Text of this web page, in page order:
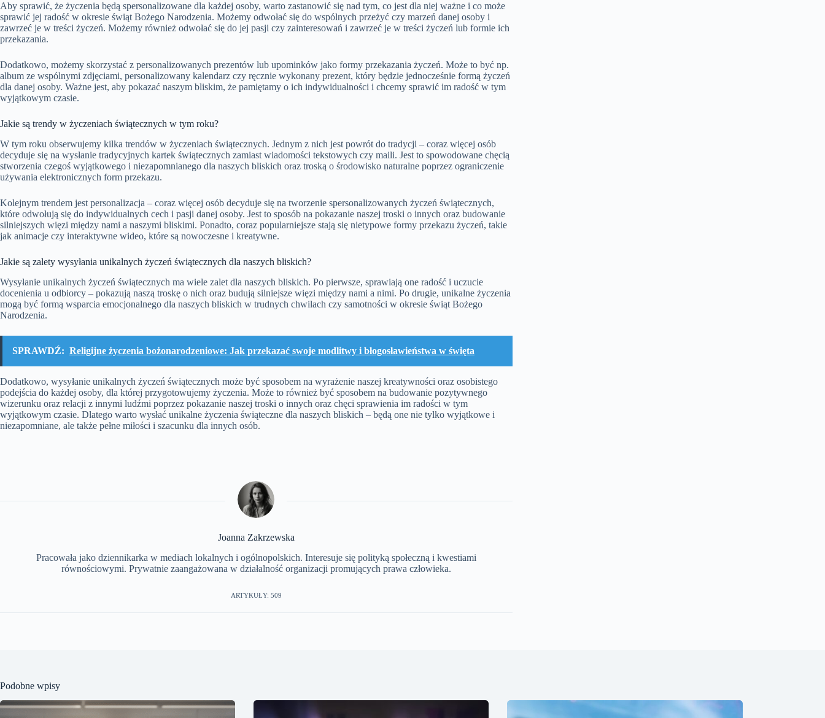
Aby sprawić, że życzenia będą spersonalizowane dla każdej osoby, warto zastanowić się nad tym, co jest dla niej ważne i co może
sprawić jej radość w okresie świąt Bożego Narodzenia. Możemy odwołać się do wspólnych przeżyć czy marzeń danej osoby i
zawrzeć je w treści życzeń. Możemy również odwołać się do jej pasji czy zainteresowań i zawrzeć je w treści życzeń lub formie ich
przekazania.
Dodatkowo, możemy skorzystać z personalizowanych prezentów lub upominków jako formy przekazania życzeń. Może to być np.
album ze wspólnymi zdjęciami, personalizowany kalendarz czy ręcznie wykonany prezent, który będzie jednocześnie formą życzeń
dla danej osoby. Ważne jest, aby pokazać naszym bliskim, że pamiętamy o ich indywidualności i chcemy sprawić im radość w tym
wyjątkowym czasie.
Jakie są trendy w życzeniach świątecznych w tym roku?
W tym roku obserwujemy kilka trendów w życzeniach świątecznych. Jednym z nich jest powrót do tradycji – coraz więcej osób
decyduje się na wysłanie tradycyjnych kartek świątecznych zamiast wiadomości tekstowych czy maili. Jest to spowodowane chęcią
stworzenia czegoś wyjątkowego i niezapomnianego dla naszych bliskich oraz troską o środowisko naturalne poprzez ograniczenie
używania elektronicznych form przekazu.
Kolejnym trendem jest personalizacja – coraz więcej osób decyduje się na tworzenie spersonalizowanych życzeń świątecznych,
które odwołują się do indywidualnych cech i pasji danej osoby. Jest to sposób na pokazanie naszej troski o innych oraz budowanie
silniejszych więzi między nami a naszymi bliskimi. Ponadto, coraz popularniejsze stają się nietypowe formy przekazu życzeń, takie
jak animacje czy interaktywne wideo, które są nowoczesne i kreatywne.
Jakie są zalety wysyłania unikalnych życzeń świątecznych dla naszych bliskich?
Wysyłanie unikalnych życzeń świątecznych ma wiele zalet dla naszych bliskich. Po pierwsze, sprawiają one radość i uczucie
docenienia u odbiorcy – pokazują naszą troskę o nich oraz budują silniejsze więzi między nami a nimi. Po drugie, unikalne życzenia
mogą być formą wsparcia emocjonalnego dla naszych bliskich w trudnych chwilach czy samotności w okresie świąt Bożego
Narodzenia.
SPRAWDŹ: Religijne życzenia bożonarodzeniowe: Jak przekazać swoje modlitwy i błogosławieństwa w święta
Dodatkowo, wysyłanie unikalnych życzeń świątecznych może być sposobem na wyrażenie naszej kreatywności oraz osobistego
podejścia do każdej osoby, dla której przygotowujemy życzenia. Może to również być sposobem na budowanie pozytywnego
wizerunku oraz relacji z innymi ludźmi poprzez pokazanie naszej troski o innych oraz chęci sprawienia im radości w tym
wyjątkowym czasie. Dlatego warto wysłać unikalne życzenia świąteczne dla naszych bliskich – będą one nie tylko wyjątkowe i
niezapomniane, ale także pełne miłości i szacunku dla innych osób.
Joanna Zakrzewska
Pracowała jako dziennikarka w mediach lokalnych i ogólnopolskich. Interesuje się polityką społeczną i kwestiami
równościowymi. Prywatnie zaangażowana w działalność organizacji promujących prawa człowieka.
ARTYKUŁY: 509
Podobne wpisy